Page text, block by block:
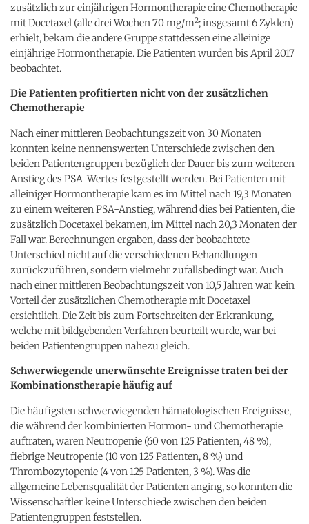
zusätzlich zur einjährigen Hormontherapie eine Chemotherapie
mit Docetaxel (alle drei Wochen 70 mg/m2; insgesamt 6 Zyklen)
erhielt, bekam die andere Gruppe stattdessen eine alleinige
einjährige Hormontherapie. Die Patienten wurden bis April 2017
beobachtet.
Die Patienten profitierten nicht von der zusätzlichen
Chemotherapie
Nach einer mittleren Beobachtungszeit von 30 Monaten
konnten keine nennenswerten Unterschiede zwischen den
beiden Patientengruppen bezüglich der Dauer bis zum weiteren
Anstieg des PSA-Wertes festgestellt werden. Bei Patienten mit
alleiniger Hormontherapie kam es im Mittel nach 19,3 Monaten
zu einem weiteren PSA-Anstieg, während dies bei Patienten, die
zusätzlich Docetaxel bekamen, im Mittel nach 20,3 Monaten der
Fall war. Berechnungen ergaben, dass der beobachtete
Unterschied nicht auf die verschiedenen Behandlungen
zurückzuführen, sondern vielmehr zufallsbedingt war. Auch
nach einer mittleren Beobachtungszeit von 10,5 Jahren war kein
Vorteil der zusätzlichen Chemotherapie mit Docetaxel
ersichtlich. Die Zeit bis zum Fortschreiten der Erkrankung,
welche mit bildgebenden Verfahren beurteilt wurde, war bei
beiden Patientengruppen nahezu gleich.
Schwerwiegende unerwünschte Ereignisse traten bei der
Kombinationstherapie häufig auf
Die häufigsten schwerwiegenden hämatologischen Ereignisse,
die während der kombinierten Hormon- und Chemotherapie
auftraten, waren Neutropenie (60 von 125 Patienten, 48 %),
fiebrige Neutropenie (10 von 125 Patienten, 8 %) und
Thrombozytopenie (4 von 125 Patienten, 3 %). Was die
allgemeine Lebensqualität der Patienten anging, so konnten die
Wissenschaftler keine Unterschiede zwischen den beiden
Patientengruppen feststellen.